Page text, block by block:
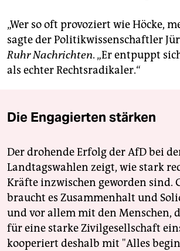
„Wer so oft provoziert wie Höcke,
sagte der Politikwissenschaftler
Ruhr Nachrichten. „Er entpuppt
als echter Rechtsradikaler.“
Die Engagierten stärken
Der drohende Erfolg der AfD bei
Landtagswahlen zeigt, wie stark
Kräfte inzwischen geworden sind.
braucht es Zusammenhalt und
und vor allem mit den Menschen,
für eine starke Zivilgesellschaft
kooperiert deshalb mit "Alles